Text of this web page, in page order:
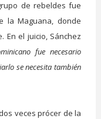
de rebeldes fue
la Maguana, donde
En el juicio, Sánchez
fue necesario
se necesita también
veces prócer de la